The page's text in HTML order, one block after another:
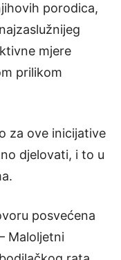
porodica,
mjere
prilikom
za ove inicijative
djelovati, i to u
posvećena
Maloljetni